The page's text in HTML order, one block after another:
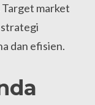
Target market
dan efisien.